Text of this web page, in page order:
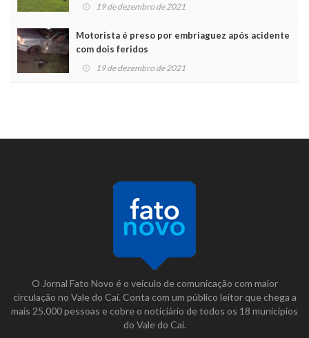
19 de dezembro de 2021
Motorista é preso por embriaguez após acidente
com dois feridos
19 de dezembro de 2021
O Jornal Fato Novo é o veículo de comunicação com maior
circulação no Vale do Caí. Conta com um público leitor que chega a
mais 25.000 pessoas e cobre o noticiário de todos os 18 municípios
do Vale do Caí.